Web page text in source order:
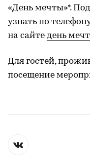
«День мечты»*.
узнать по
на сайте день
Для гостей,
посещение